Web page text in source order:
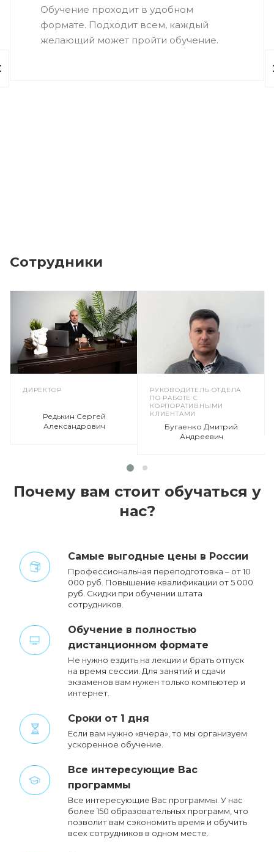
Обучение проходит в удобном
формате. Подходит всем, каждый
желающий может пройти обучение.
Сотрудники
ДИРЕКТОР
Редькин Сергей
Александрович
РУКОВОДИТЕЛЬ ОТДЕЛА
ПО РАБОТЕ С
КОРПОРАТИВНЫМИ
КЛИЕНТАМИ
Бугаенко Дмитрий
Андреевич
Почему вам стоит обучаться у
нас?
Cамые выгодные цены в России
Профессиональная переподготовка – от 10
000 руб. Повышение квалификации от 5 000
руб. Cкидки при обучении штата
сотрудников.
Обучение в полностью
дистанционном формате
Не нужно ездить на лекции и брать отпуск
на время сессии. Для занятий и сдачи
экзаменов вам нужен только компьютер и
интернет.
Сроки от 1 дня
Если вам нужно «вчера», то мы организуем
ускоренное обучение.
Все интересующие Вас
программы
Все интересующие Вас программы. У нас
более 150 образовательных программ, что
позволит вам сэкономить время и обучить
всех сотрудников в одном месте.